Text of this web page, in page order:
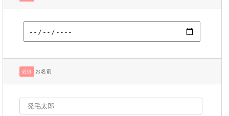
必須 お名前